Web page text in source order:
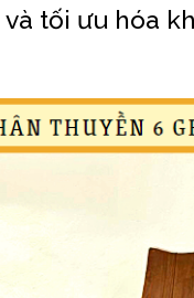
tối ưu hóa